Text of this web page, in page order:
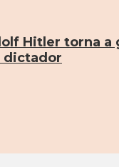
Hitler torna a
dictador